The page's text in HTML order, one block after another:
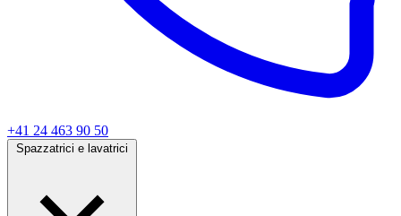
+41 24 463 90 50